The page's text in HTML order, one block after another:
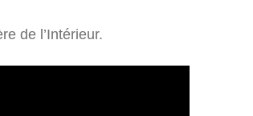
de l’Intérieur.